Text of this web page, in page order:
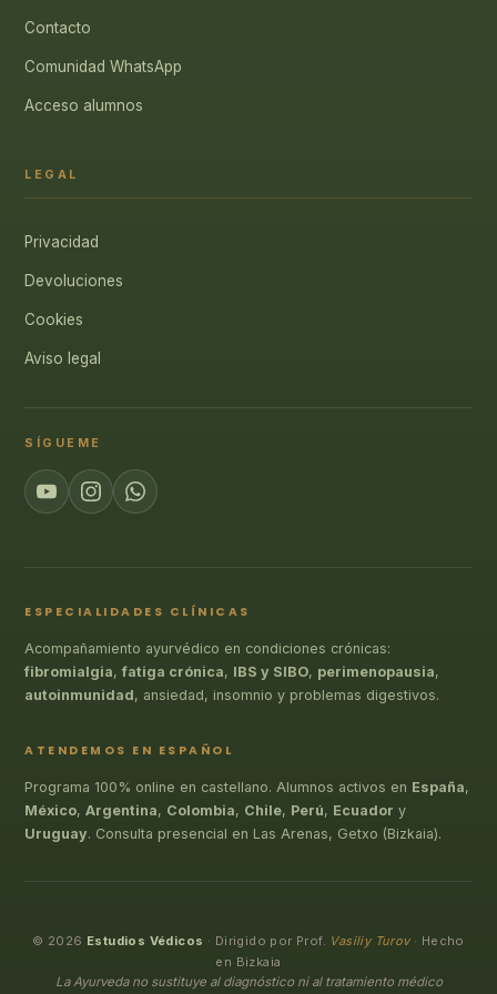
Contacto
Comunidad WhatsApp
Acceso alumnos
LEGAL
Privacidad
Devoluciones
Cookies
Aviso legal
SÍGUEME
ESPECIALIDADES CLÍNICAS
Acompañamiento ayurvédico en condiciones crónicas:
fibromialgia,fatiga crónica, IBS y SIBO, perimenopausia,
autoinmunidad, ansiedad, insomnio y problemas digestivos.
ATENDEMOS EN ESPAÑOL
Programa 100% online en castellano. Alumnos activos en España,
México, Argentina, Colombia, Chile, Perú, Ecuador y
Uruguay. Consulta presencial en Las Arenas, Getxo (Bizkaia).
© 2026 Estudios Védicos · Dirigido por Prof. Vasiliy Turov· Hecho
en Bizkaia
La Ayurveda no sustituye al diagnóstico ni al tratamiento médico